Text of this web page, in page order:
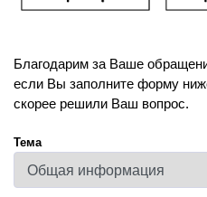
Благодарим за Ваше
если Вы заполните форму
скорее решили Ваш вопрос.
Тема